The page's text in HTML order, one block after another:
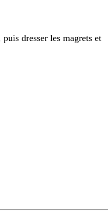
dresser les magrets et